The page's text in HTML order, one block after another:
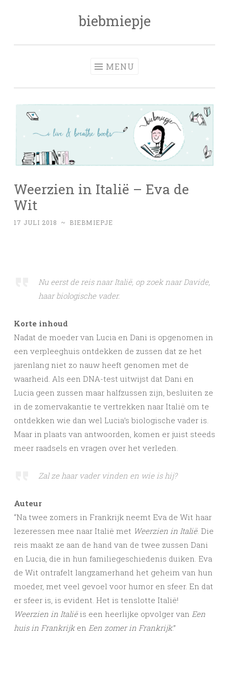
biebmiepje
MENU
Weerzien in Italië – Eva de
Wit
17 JULI 2018 ~ BIEBMIEPJE
Nu eerst de reis naar Italië, op zoek naar Davide,
haar biologische vader.
Korte inhoud
Nadat de moeder van Lucia en Dani is opgenomen in
een verpleeghuis ontdekken de zussen dat ze het
jarenlang niet zo nauw heeft genomen met de
waarheid. Als een DNA-test uitwijst dat Dani en
Lucia geen zussen maar halfzussen zijn, besluiten ze
in de zomervakantie te vertrekken naar Italië om te
ontdekken wie dan wel Lucia’s biologische vader is.
Maar in plaats van antwoorden, komen er juist steeds
meer raadsels en vragen over het verleden.
Zal ze haar vader vinden en wie is hij?
Auteur
“Na twee zomers in Frankrijk neemt Eva de Wit haar
lezeressen mee naar Italië met Weerzien in Italië. Die
reis maakt ze aan de hand van de twee zussen Dani
en Lucia, die in hun familiegeschiedenis duiken. Eva
de Wit ontrafelt langzamerhand het geheim van hun
moeder, met veel gevoel voor humor en sfeer. En dat
er sfeer is, is evident. Het is tenslotte Italië!
Weerzien in Italiëis een heerlijke opvolger van Een
huis in Frankrijken Een zomer in Frankrijk.”